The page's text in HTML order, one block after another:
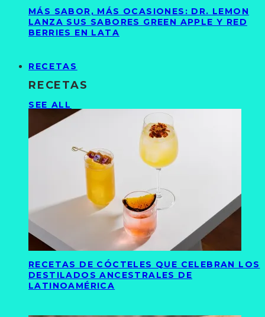
MÁS SABOR, MÁS OCASIONES: DR. LEMON
LANZA SUS SABORES GREEN APPLE Y RED
BERRIES EN LATA
RECETAS
RECETAS
SEE ALL
RECETAS DE CÓCTELES QUE CELEBRAN LOS
DESTILADOS ANCESTRALES DE
LATINOAMÉRICA